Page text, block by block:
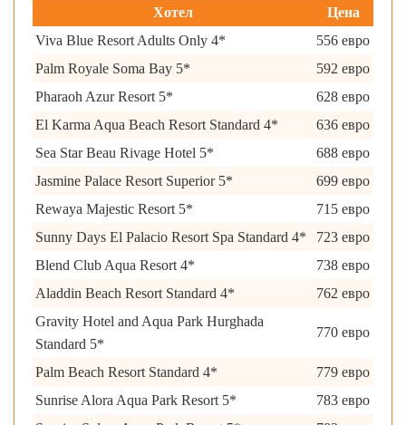
Хотел
Цена
Viva Blue Resort Adults Only 4*
556 евро
Palm Royale Soma Bay 5*
592 евро
Pharaoh Azur Resort 5*
628 евро
El Karma Aqua Beach Resort Standard 4*
636 евро
Sea Star Beau Rivage Hotel 5*
688 евро
Jasmine Palace Resort Superior 5*
699 евро
Rewaya Majestic Resort 5*
715 евро
Sunny Days El Palacio Resort Spa Standard 4*
723 евро
Blend Club Aqua Resort 4*
738 евро
Aladdin Beach Resort Standard 4*
762 евро
Gravity Hotel and Aqua Park Hurghada
Standard 5*
770 евро
Palm Beach Resort Standard 4*
779 евро
Sunrise Alora Aqua Park Resort 5*
783 евро